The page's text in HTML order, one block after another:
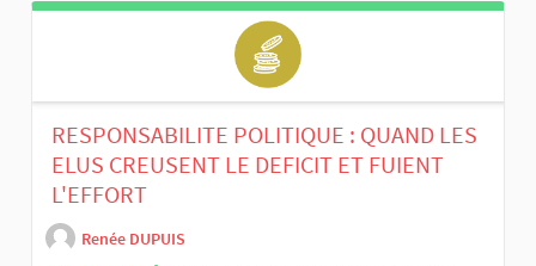
RESPONSABILITE POLITIQUE : QUAND LES
ELUS CREUSENT LE DEFICIT ET FUIENT
L'EFFORT
Renée DUPUIS